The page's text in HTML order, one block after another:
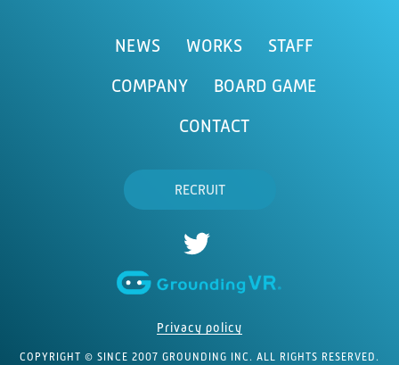
NEWS WORKS
STAFF
COMPANY
BOARD GAME
CONTACT
RECRUIT
Privacy policy
COPYRIGHT © SINCE 2007 GROUNDING INC. ALL RIGHTS RESERVED.